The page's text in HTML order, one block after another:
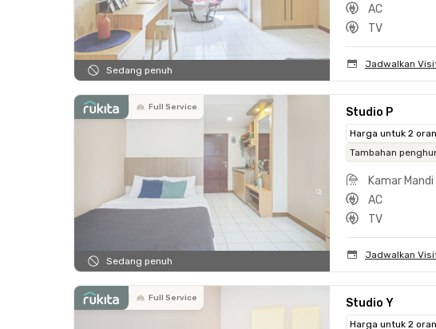
Sedang penuh
AC
TV
Jadwalkan
Full Service
Sedang penuh
Studio P
Harga untuk 2
Tambahan
Kamar
AC
TV
Jadwalkan
Full Service Studio Y
Harga untuk 2